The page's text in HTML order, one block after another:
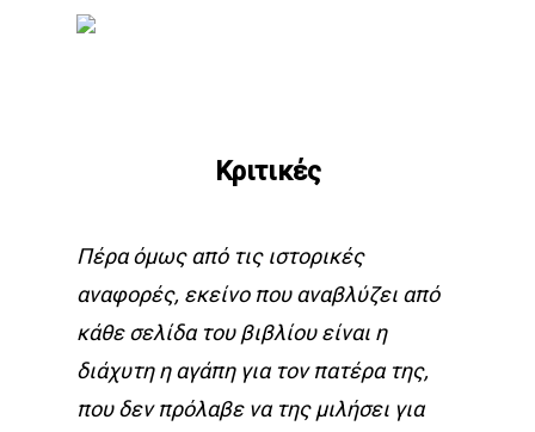
Κριτικές
Πέρα όμως από τις ιστορικές
αναφορές, εκείνο που αναβλύζει από
κάθε σελίδα του βιβλίου είναι η
διάχυτη η αγάπη για τον πατέρα της,
που δεν πρόλαβε να της μιλήσει για